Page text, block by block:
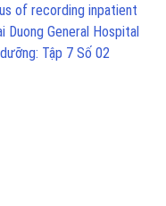
of recording inpatient
General Hospital
Tập 7 Số 02